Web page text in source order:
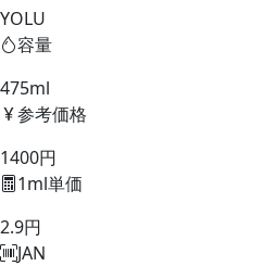
YOLU
容量
475ml
参考価格
1400円
1ml単価
2.9円
JAN